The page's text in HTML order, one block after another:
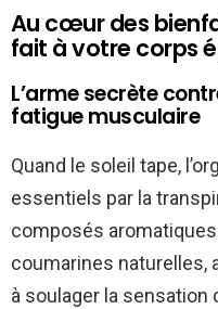
Au cœur des
fait à votre corps
L’arme secrète
fatigue musculaire
Quand le soleil tape,
essentiels par la
composés
coumarines naturelles,
à soulager la sensation